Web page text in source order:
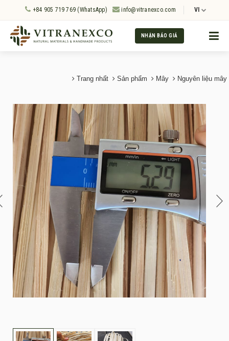
+84 905 719 769 (WhatsApp) info@vitranexco.com VI
NHẬN BÁO GIÁ
Trang nhất Sản phẩm Mây Nguyên liệu mây